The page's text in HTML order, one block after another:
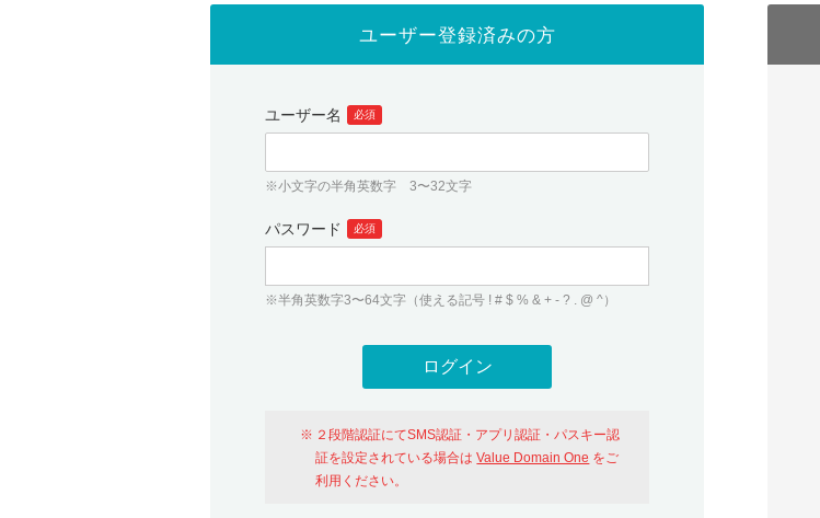
ユーザー登録済みの方
ユーザー名 必須
※小文字の半角英数字 3〜32文字
パスワード 必須
※半角英数字3〜64文字（使える記号 ! # $ % & + - ? . @ ^）
２段階認証にてSMS認証・アプリ認証・パスキー認
証を設定されている場合はValue Domain One をご
利用ください。